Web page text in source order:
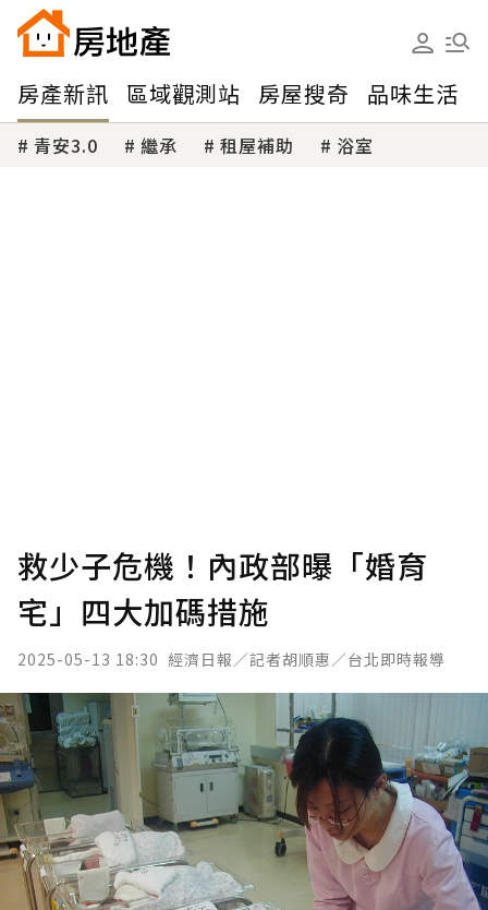
房產新訊 區域觀測站 房屋搜奇 品味生活
青安3.0 繼承 租屋補助 浴室
救少子危機！內政部曝「婚育
宅」四大加碼措施
2025-05-13 18:30 經濟日報／記者胡順惠／台北即時報導